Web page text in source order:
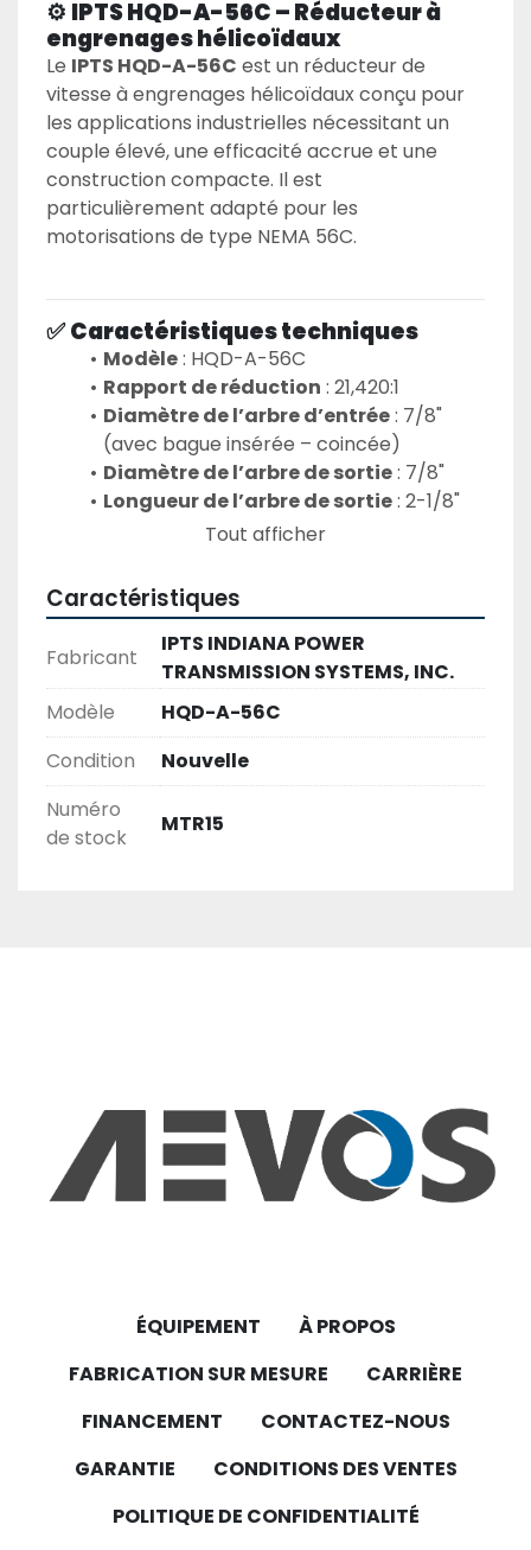
⚙️ IPTS HQD-A-56C – Réducteur à
engrenages hélicoïdaux
Le IPTS HQD-A-56C est un réducteur de
vitesse à engrenages hélicoïdaux conçu pour
les applications industrielles nécessitant un
couple élevé, une efficacité accrue et une
construction compacte. Il est
particulièrement adapté pour les
motorisations de type NEMA 56C.
✅ Caractéristiques techniques
Modèle : HQD-A-56C
Rapport de réduction : 21,420:1
Diamètre de l’arbre d’entrée : 7/8"
(avec bague insérée – coincée)
Diamètre de l’arbre de sortie : 7/8"
Longueur de l’arbre de sortie : 2-1/8"
Puissance nominale : 1,81 HP (cheval-
Type de montage
NEMA 56C
: Usagé (bague coincée dans
l’arbre d’entrée)
Poids estimé
: ~15-20 kg (selon modèle
Garantie : Politique de retour de 30 jours
Prix observé : Environ 400 $ USD
🛠️ Applications typiques
Tout afficher
Caractéristiques
Fabricant
IPTS INDIANA POWER
TRANSMISSION SYSTEMS, INC.
Modèle
HQD-A-56C
Condition
Nouvelle
Numéro
de stock
MTR15
ÉQUIPEMENT
À PROPOS
FABRICATION SUR MESURE
CARRIÈRE
FINANCEMENT
CONTACTEZ-NOUS
GARANTIE
CONDITIONS DES VENTES
POLITIQUE DE CONFIDENTIALITÉ